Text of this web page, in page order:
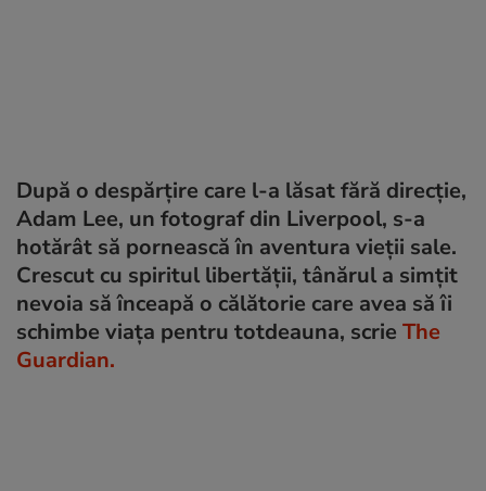
După o despărțire care l-a lăsat fără direcție,
Adam Lee, un fotograf din Liverpool, s-a
hotărât să pornească în aventura vieții sale.
Crescut cu spiritul libertății, tânărul a simțit
nevoia să înceapă o călătorie care avea să îi
schimbe viața pentru totdeauna, scrie The
Guardian.